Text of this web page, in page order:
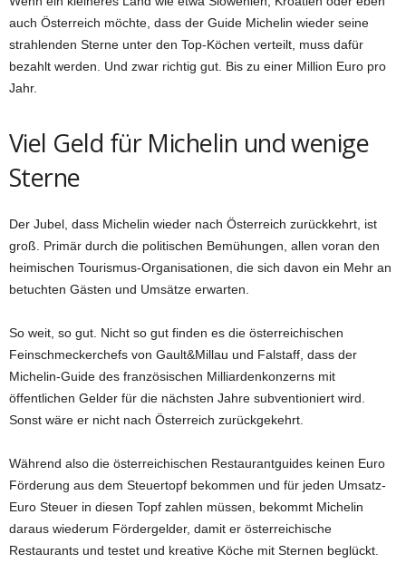
auch Österreich möchte, dass der Guide Michelin wieder seine
strahlenden Sterne unter den Top-Köchen verteilt, muss dafür
bezahlt werden. Und zwar richtig gut. Bis zu einer Million Euro pro
Jahr.
Viel Geld für Michelin und wenige
Sterne
Der Jubel, dass Michelin wieder nach Österreich zurückkehrt, ist
groß. Primär durch die politischen Bemühungen, allen voran den
heimischen Tourismus-Organisationen, die sich davon ein Mehr an
betuchten Gästen und Umsätze erwarten.
So weit, so gut. Nicht so gut finden es die österreichischen
Feinschmeckerchefs von Gault&Millau und Falstaff, dass der
Michelin-Guide des französischen Milliardenkonzerns mit
öffentlichen Gelder für die nächsten Jahre subventioniert wird.
Sonst wäre er nicht nach Österreich zurückgekehrt.
Während also die österreichischen Restaurantguides keinen Euro
Förderung aus dem Steuertopf bekommen und für jeden Umsatz-
Euro Steuer in diesen Topf zahlen müssen, bekommt Michelin
daraus wiederum Fördergelder, damit er österreichische
Restaurants und testet und kreative Köche mit Sternen beglückt.